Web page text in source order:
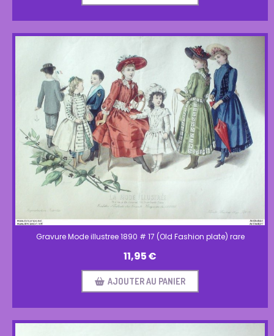
Gravure Mode illustree 1890 # 17 (Old Fashion plate) rare
11,95€
AJOUTER AU PANIER